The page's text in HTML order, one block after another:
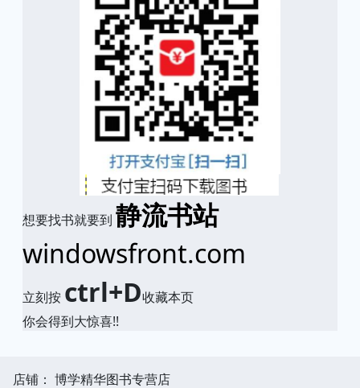
想要找书就要到 静流书站
windowsfront.com
立刻按 ctrl+D收藏本页
你会得到大惊喜!!
店铺： 博学精华图书专营店